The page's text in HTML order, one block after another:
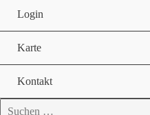
Login
Karte
Kontakt
Search